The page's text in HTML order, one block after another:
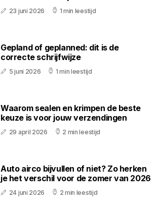
23 juni 2026 1 min leestijd
Gepland of geplanned: dit is de
correcte schrijfwijze
5 juni 2026 1 min leestijd
Waarom sealen en krimpen de beste
keuze is voor jouw verzendingen
29 april 2026 2 min leestijd
Auto airco bijvullen of niet? Zo herken
je het verschil voor de zomer van 2026
24 juni 2026 2 min leestijd